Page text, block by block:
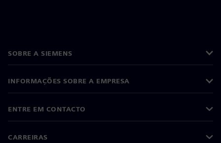
SOBRE A SIEMENS
INFORMAÇÕES SOBRE A EMPRESA
ENTRE EM CONTACTO
CARREIRAS